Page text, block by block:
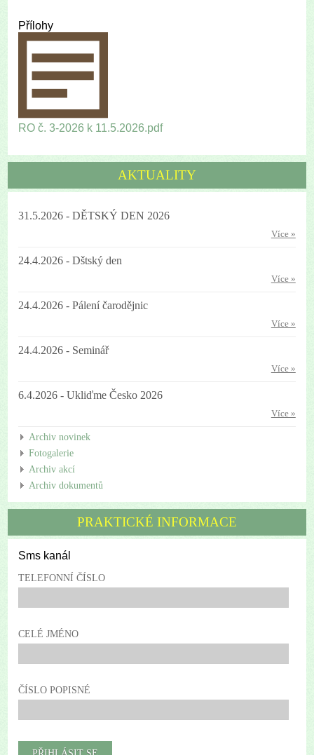
Přílohy
RO č. 3-2026 k 11.5.2026.pdf
AKTUALITY
31.5.2026 - DĚTSKÝ DEN 2026
Více »
24.4.2026 - Dštský den
Více »
24.4.2026 - Pálení čarodějnic
Více »
24.4.2026 - Seminář
Více »
6.4.2026 - Ukliďme Česko 2026
Více »
Archiv novinek
Fotogalerie
Archiv akcí
Archiv dokumentů
PRAKTICKÉ INFORMACE
Sms kanál
TELEFONNÍ ČÍSLO
CELÉ JMÉNO
ČÍSLO POPISNÉ